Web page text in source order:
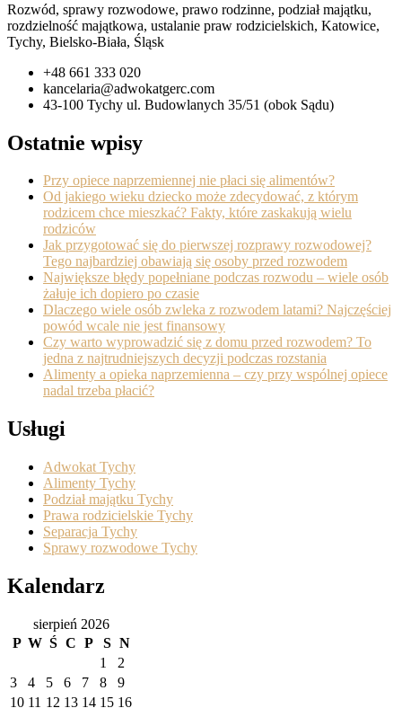
Rozwód, sprawy rozwodowe, prawo rodzinne, podział majątku,
rozdzielność majątkowa, ustalanie praw rodzicielskich, Katowice,
Tychy, Bielsko-Biała, Śląsk
+48 661 333 020
kancelaria@adwokatgerc.com
43-100 Tychy ul. Budowlanych 35/51 (obok Sądu)
Ostatnie wpisy
Przy opiece naprzemiennej nie płaci się alimentów?
Od jakiego wieku dziecko może zdecydować, z którym
rodzicem chce mieszkać? Fakty, które zaskakują wielu
rodziców
Jak przygotować się do pierwszej rozprawy rozwodowej?
Tego najbardziej obawiają się osoby przed rozwodem
Największe błędy popełniane podczas rozwodu – wiele osób
żałuje ich dopiero po czasie
Dlaczego wiele osób zwleka z rozwodem latami? Najczęściej
powód wcale nie jest finansowy
Czy warto wyprowadzić się z domu przed rozwodem? To
jedna z najtrudniejszych decyzji podczas rozstania
Alimenty a opieka naprzemienna – czy przy wspólnej opiece
nadal trzeba płacić?
Usługi
Adwokat Tychy
Alimenty Tychy
Podział majątku Tychy
Prawa rodzicielskie Tychy
Separacja Tychy
Sprawy rozwodowe Tychy
Kalendarz
sierpień 2026
P W Ś C P S N
1
2
3
4 5 6 7 8
9
10 11 12 13 14 15 16